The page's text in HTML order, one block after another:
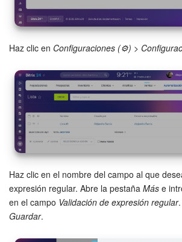
Por ejemplo, el código postal 54880
expresión, mientras que el código 548800
Haz clic en Configuraciones (⚙️) >
Haz clic en el nombre del campo al que
expresión regular. Abre la pestaña Más e
en el campo Validación de expresión regular
Guardar.